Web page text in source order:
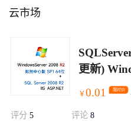
云市场
更新)
数据中心
￥0.01 限时价
评分 5 评论 8